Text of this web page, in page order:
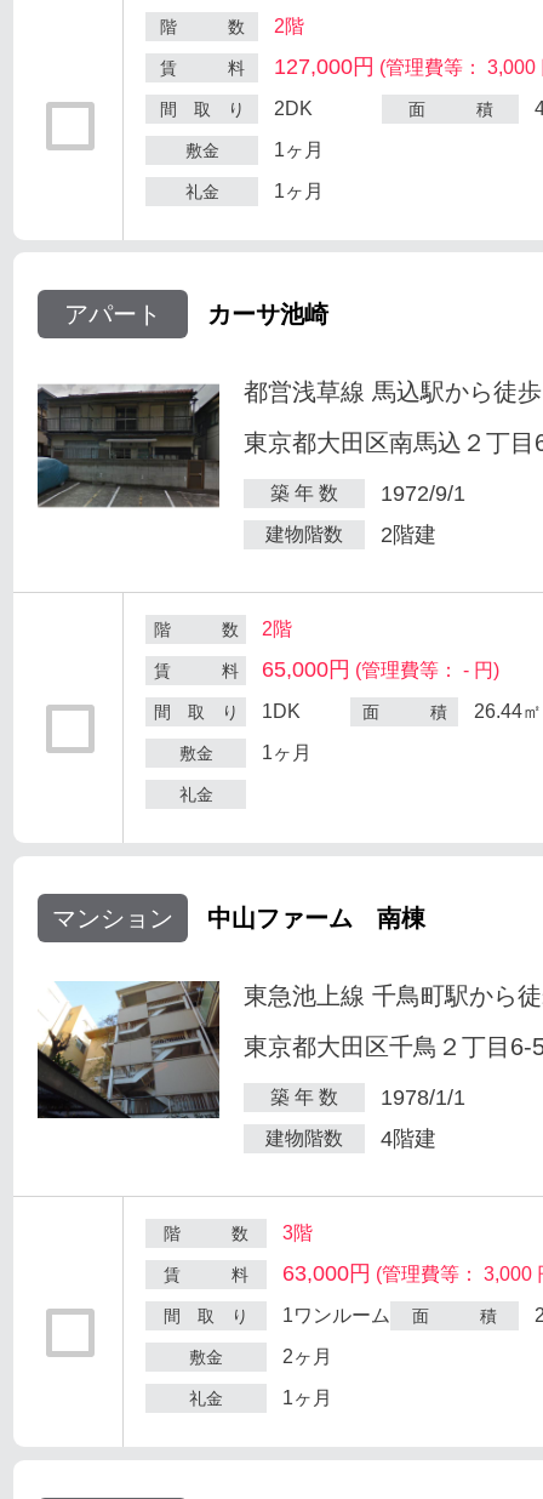
階 数 2階
賃 料 127,000円 (管理費等： 3,000
間 取 り 2DK 面 積
敷金 1ヶ月
礼金 1ヶ月
アパート カーサ池崎
都営浅草線 馬込駅から徒
東京都大田区南馬込２丁目
築 年 数 1972/9/1
建物階数 2階建
階 数 2階
賃 料 65,000円 (管理費等： - 円)
間 取 り 1DK 面 積 26.44㎡
敷金 1ヶ月
礼金
マンション 中山ファーム 南棟
東急池上線 千鳥町駅から
東京都大田区千鳥２丁目6-
築 年 数 1978/1/1
建物階数 4階建
階 数 3階
賃 料 63,000円 (管理費等： 3,000
間 取 り 1ワンルーム 面 積
敷金 2ヶ月
礼金 1ヶ月